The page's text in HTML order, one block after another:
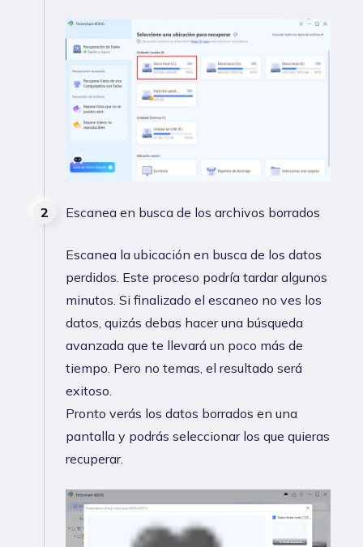
Escanea en busca de los archivos borrados
Escanea la ubicación en busca de los datos
perdidos. Este proceso podría tardar algunos
minutos. Si finalizado el escaneo no ves los
datos, quizás debas hacer una búsqueda
avanzada que te llevará un poco más de
tiempo. Pero no temas, el resultado será
exitoso.
Pronto verás los datos borrados en una
pantalla y podrás seleccionar los que quieras
recuperar.